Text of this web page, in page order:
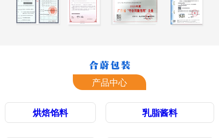
产品中心
烘焙馅料 乳脂酱料